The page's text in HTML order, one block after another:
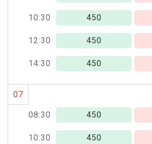
10:30 450
12:30 450
14:30 450
07
08:30 450
10:30 450